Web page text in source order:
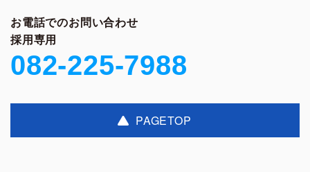
お電話でのお問い合わせ
採用専用
082-225-7988
PAGETOP